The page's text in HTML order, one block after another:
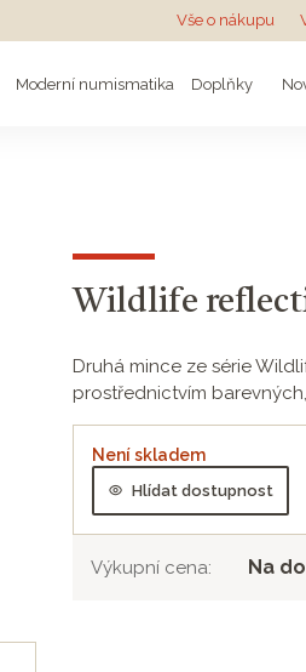
Vše o nákupu
Moderní numismatika Doplňky
Wildlife
Druhá mince ze série
prostřednictvím
Není skladem
Hlídat dostupnost
Výkupní cena: Na